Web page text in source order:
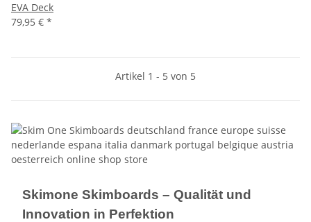
EVA Deck
79,95 € *
Artikel 1 - 5 von 5
Skimone Skimboards – Qualität und
Innovation in Perfektion